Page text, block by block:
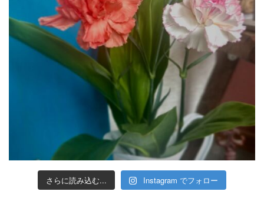
さらに読み込む... Instagram でフォロー